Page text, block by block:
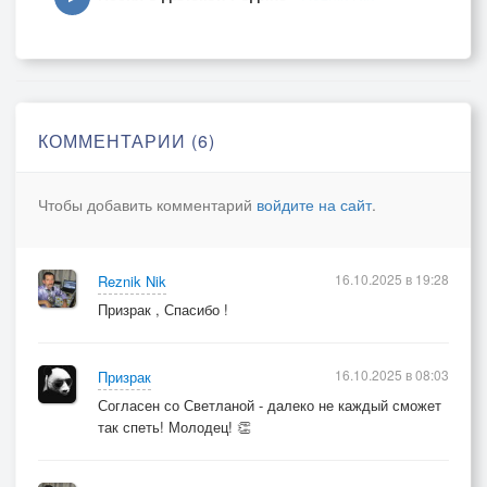
КОММЕНТАРИИ (6)
Чтобы добавить комментарий войдите на сайт.
Reznik Nik
Призрак , Спасибо !
16.10.2025 в 19:28
Призрак
Согласен со Светланой - далеко не каждый сможет
так спеть! Молодец! 👏
16.10.2025 в 08:03